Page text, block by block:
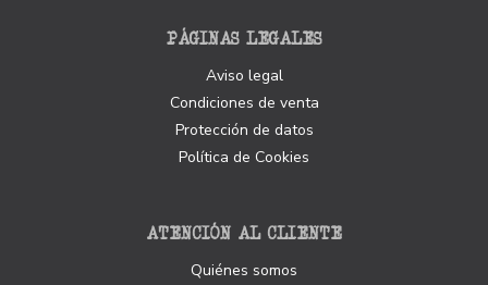
PÁGINAS LEGALES
Aviso legal
Condiciones de venta
Protección de datos
Política de Cookies
ATENCIÓN AL CLIENTE
Quiénes somos